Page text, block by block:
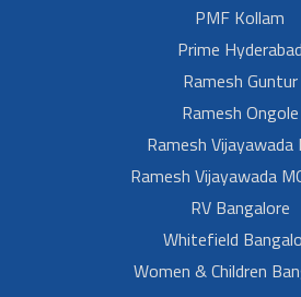
PMF Kollam
Prime Hyderabad
Ramesh Guntur
Ramesh Ongole
Ramesh Vijayawada
Ramesh Vijayawada
RV Bangalore
Whitefield
Women & Children